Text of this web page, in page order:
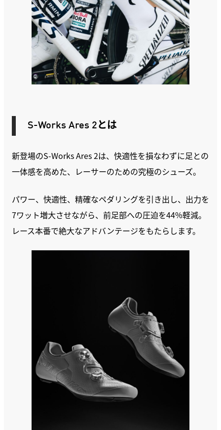
S-Works Ares 2とは
新登場のS-Works Ares 2は、快適性を損なわずに足との
一体感を高めた、レーサーのための究極のシューズ。
パワー、快適性、精確なペダリングを引き出し、出力を
7ワット増大させながら、前足部への圧迫を44%軽減。
レース本番で絶大なアドバンテージをもたらします。